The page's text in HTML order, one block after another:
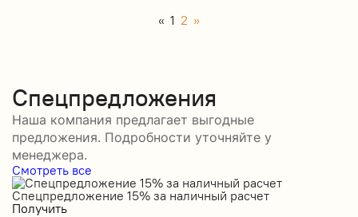
« 1 2 »
Спецпредложения
Наша компания предлагает выгодные
предложения. Подробности уточняйте у
менеджера.
Смотреть все
Спецпредложение 15% за наличный расчет
Получить